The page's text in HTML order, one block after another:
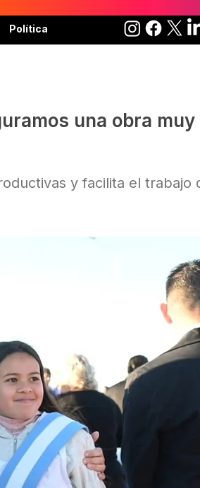
Política
una obra muy
y facilita el trabajo